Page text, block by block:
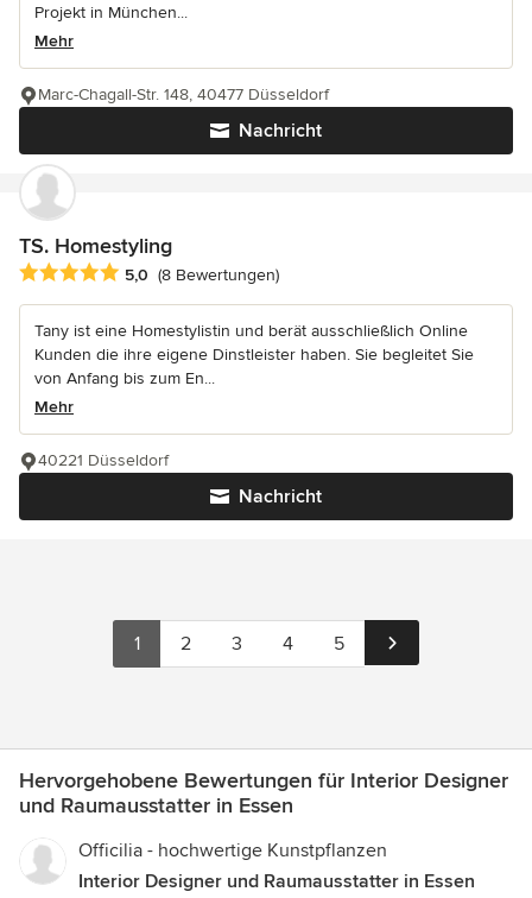
Projekt in München...
Mehr
Nachricht
Marc-Chagall-Str. 148, 40477 Düsseldorf
TS. Homestyling
Durchschnittliche Bewertung: 5 von 5 Sternen
5,0 (8 Bewertungen)
Tany ist eine Homestylistin und berät ausschließlich Online
Kunden die ihre eigene Dinstleister haben. Sie begleitet Sie
von Anfang bis zum En...
Mehr
Nachricht
40221 Düsseldorf
1 2 3 4 5
Hervorgehobene Bewertungen für Interior Designer
und Raumausstatter in Essen
Officilia - hochwertige Kunstpflanzen
Interior Designer und Raumausstatter in Essen